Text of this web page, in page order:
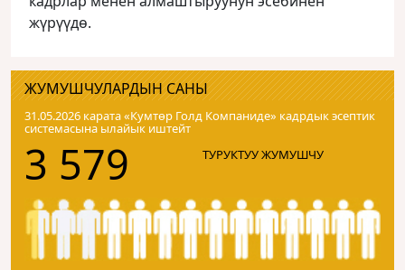
жүрүүдө.
ЖУМУШЧУЛАРДЫН САНЫ
31.05.2026 карата «Кумтɵр Голд Компаниде» кадрдык эсептик
системасына ылайык иштейт
3 579 ТУРУКТУУ ЖУМУШЧУ